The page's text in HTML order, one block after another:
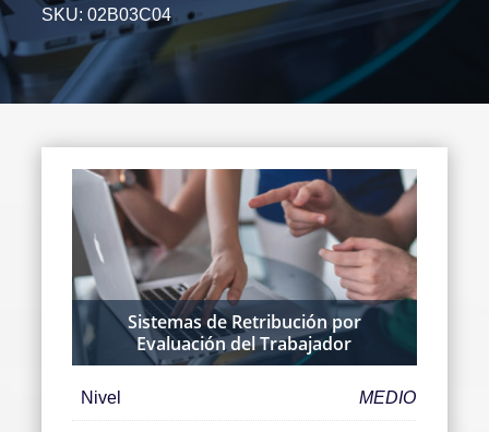
SKU:02B03C04
Sistemas de Retribución por
Evaluación del Trabajador
Nivel MEDIO